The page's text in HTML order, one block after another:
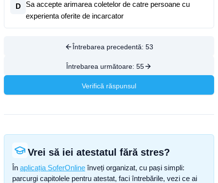
D
Sa accepte arimarea coletelor de catre persoane cu
experienta oferite de incarcator
Întrebarea precedentă: 53
Întrebarea următoare: 55
Verifică răspunsul
Vrei să iei atestatul fără stres?
În aplicația SoferOnline înveți organizat, cu pași simpli:
parcurgi capitolele pentru atestat, faci întrebările, vezi ce ai